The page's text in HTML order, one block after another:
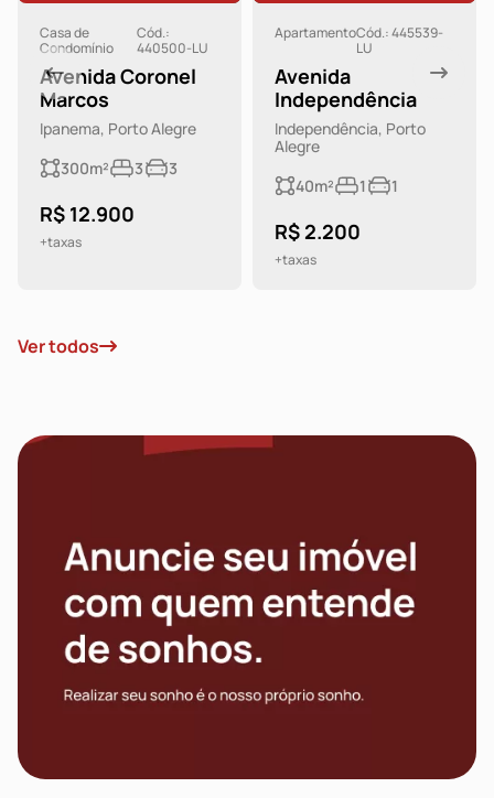
Casa de
Condomínio
Cód.:
440500-LU
Avenida Coronel
Marcos
Ipanema, Porto Alegre
300m²
3 3
R$ 12.900
+taxas
ApartamentoCód.: 445539-
LU
Avenida
Independência
Independência, Porto
Alegre
40m²
1 1
R$ 2.200
+taxas
Ver todos